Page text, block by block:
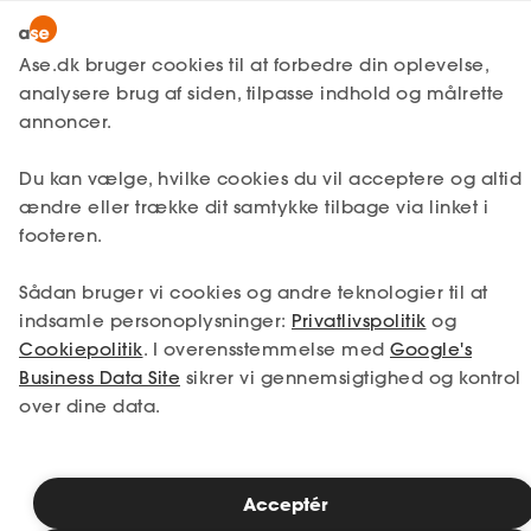
Ase Selvstændig
Lønmodtager
Fagforening
Lønsikring
Få svar
Medlemsfordele
Selvstændig
Inspiration
Ase.dk bruger cookies til at forbedre din oplevelse,
analysere brug af siden, tilpasse indhold og målrette
annoncer.
Du kan vælge, hvilke cookies du vil acceptere og altid
ændre eller trække dit samtykke tilbage via linket i
footeren.
Sådan bruger vi cookies og andre teknologier til at
indsamle personoplysninger: Privatlivspolitik og
Cookiepolitik. I overensstemmelse med Google's
Business Data Site sikrer vi gennemsigtighed og kontrol
over dine data.
Acceptér